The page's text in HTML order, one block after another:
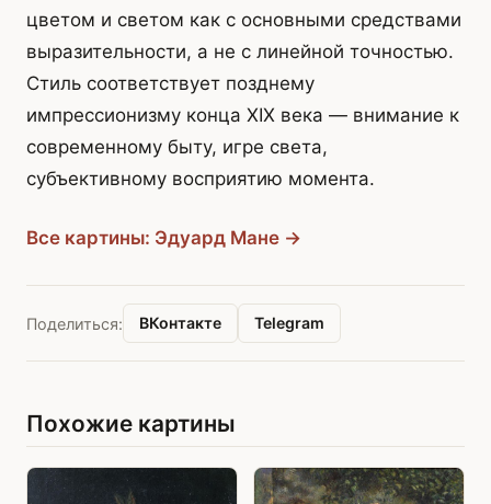
цветом и светом как с основными средствами
выразительности, а не с линейной точностью.
Стиль соответствует позднему
импрессионизму конца XIX века — внимание к
современному быту, игре света,
субъективному восприятию момента.
Все картины: Эдуард Мане →
Поделиться: ВКонтакте Telegram
Похожие картины